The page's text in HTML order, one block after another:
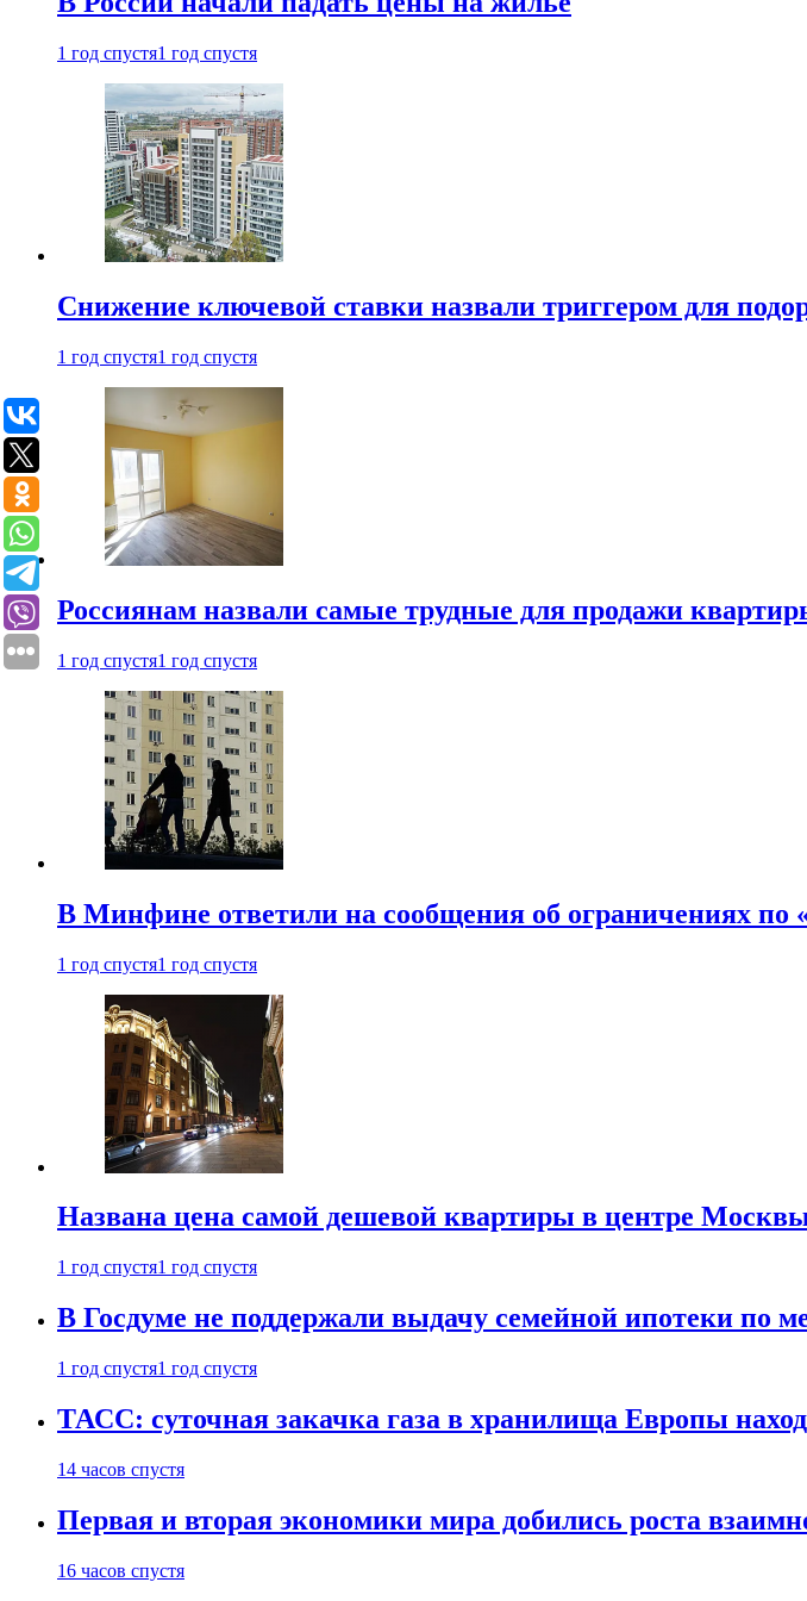
1 год спустя1 год спустя
Снижение ключевой ставки назвали триггером для
1 год спустя1 год спустя
Россиянам назвали самые трудные для продажи
1 год спустя1 год спустя
В Минфине ответили на сообщения об ограничениях по
1 год спустя1 год спустя
Названа цена самой дешевой квартиры в центре
1 год спустя1 год спустя
В Госдуме не поддержали выдачу семейной ипотеки по
1 год спустя1 год спустя
ТАСС: суточная закачка газа в хранилища Европы
14 часов спустя
Первая и вторая экономики мира добились роста
16 часов спустя